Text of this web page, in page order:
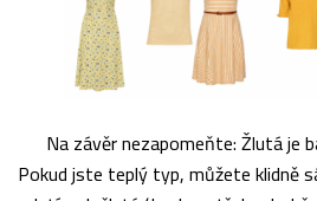
Na závěr nezapomeňte: Žlutá je
Pokud jste teplý typ, můžete klidně